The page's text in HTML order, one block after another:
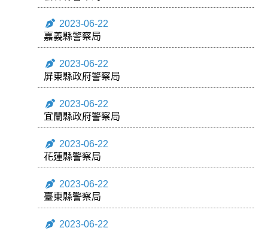
2023-06-22
嘉義縣警察局
2023-06-22
屏東縣政府警察局
2023-06-22
宜蘭縣政府警察局
2023-06-22
花蓮縣警察局
2023-06-22
臺東縣警察局
2023-06-22